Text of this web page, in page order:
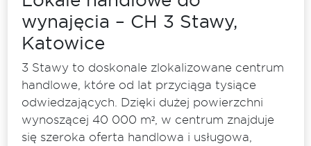
wynajęcia – CH 3 Stawy,
Katowice
3 Stawy to doskonale zlokalizowane centrum
handlowe, które od lat przyciąga tysiące
odwiedzających. Dzięki dużej powierzchni
wynoszącej 40 000 m², w centrum znajduje
się szeroka oferta handlowa i usługowa,